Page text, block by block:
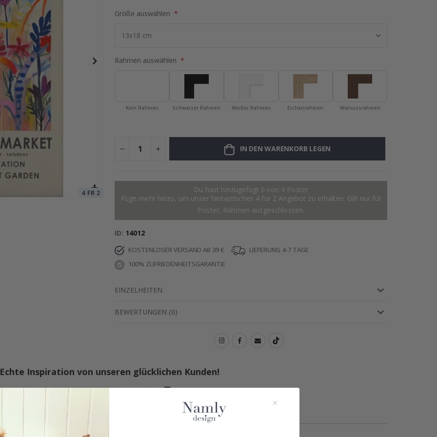
Größe auswählen
Rahmen auswählen
Kein Rahmen Schwarzer Rahmen Weißer Rahmen Eichenrahmen Walnussrahmen
IN DEN WARENKORB LEGEN
Du hast hinzugefügt 0 von 4 Poster
Füge mehr hinzu, um unser fantastisches 4 für 2 Angebot zu erhalten. Gilt nur für
Poster, Rahmen ausgeschlossen.
ID 14012
KOSTENLOSER VERSAND AB 39 €
LIEFERUNG 4-7 TAGE
100% ZUFRIEDENHEITSGARANTIE
EINZELHEITEN
BEWERTUNGEN (0)
Echte Inspiration von unseren glücklichen Kunden!
Teile dein Bild mit #namly_design
Andere kauften auch